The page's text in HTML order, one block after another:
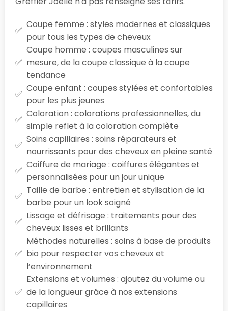
Coupe femme : styles modernes et classiques
pour tous les types de cheveux
Coupe homme : coupes masculines sur
mesure, de la coupe classique à la coupe
tendance
Coupe enfant : coupes stylées et confortables
pour les plus jeunes
Coloration : colorations professionnelles, du
simple reflet à la coloration complète
Soins capillaires : soins réparateurs et
nourrissants pour des cheveux en pleine santé
Coiffure de mariage : coiffures élégantes et
personnalisées pour un jour unique
Taille de barbe : entretien et stylisation de la
barbe pour un look soigné
Lissage et défrisage : traitements pour des
cheveux lisses et brillants
Méthodes naturelles : soins à base de produits
bio pour respecter vos cheveux et
l’environnement
Extensions et volumes : ajoutez du volume ou
de la longueur grâce à nos extensions
capillaires